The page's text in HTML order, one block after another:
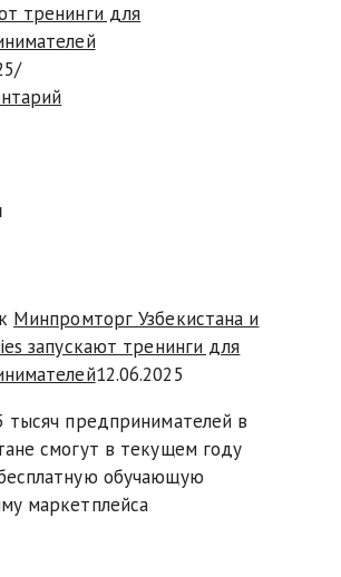
тренинги для
/
Минпромторг Узбекистана и
запускают тренинги для
12.06.2025
тысяч предпринимателей в
смогут в текущем году
обучающую
маркетплейса